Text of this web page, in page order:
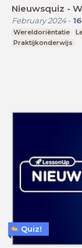
Nieuwsquiz -
February 2024- 16
Wereldoriëntatie
Praktijkonderwijs
Quiz!